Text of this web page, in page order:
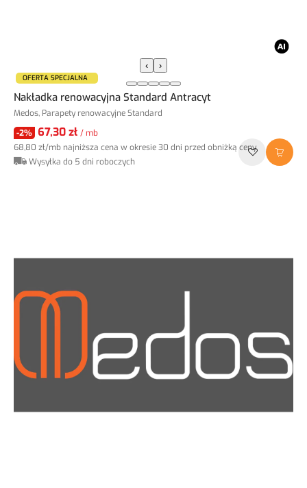
‹ ›
OFERTA SPECJALNA
Nakładka renowacyjna Standard Antracyt
Medos, Parapety renowacyjne Standard
-2% 67,30 zł / mb
68,80 zł/mb najniższa cena w okresie 30 dni przed obniżką ceny
Wysyłka do 5 dni roboczych